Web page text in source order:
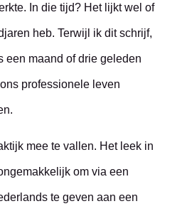
In die tijd? Het lijkt wel of
heb. Terwijl ik dit schrijf,
een maand of drie geleden
professionele leven
mee te vallen. Het leek in
om via een
te geven aan een